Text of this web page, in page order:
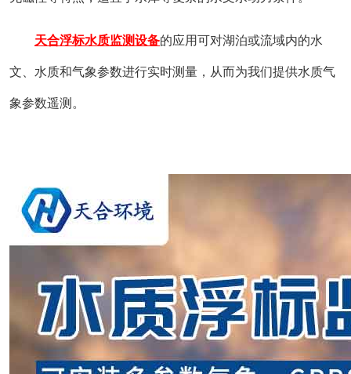
天合浮标水质监测设备的应用可对湖泊或流域内的水
文、水质和气象参数进行实时测量，从而为我们提供水质气
象参数遥测。